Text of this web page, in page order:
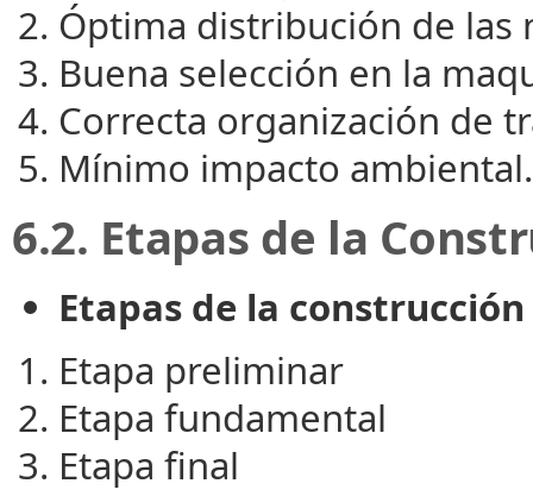
Óptima distribución de las
Buena selección en la
Correcta organización de
Mínimo impacto ambiental.
6.2. Etapas de la
Etapas de la
Etapa preliminar
Etapa fundamental
Etapa final